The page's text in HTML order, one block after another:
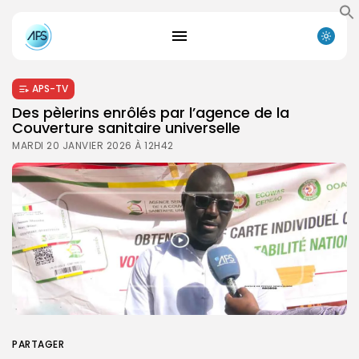
APS-TV
Des pèlerins enrôlés par l’agence de la
Couverture sanitaire universelle
MARDI 20 JANVIER 2026 À 12H42
PARTAGER